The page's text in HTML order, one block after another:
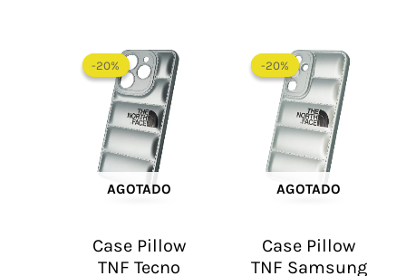
-20%
AGOTADO
-20%
Case Pillow
TNF Tecno
precio
original
era:
$ 60.000.
-20%
AGOTADO
-20%
Case Pillow
TNF Samsung
precio
original
era:
$ 60.000.